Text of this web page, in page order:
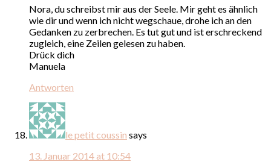
Nora, du schreibst mir aus der Seele. Mir geht es ähnlich
wie dir und wenn ich nicht wegschaue, drohe ich an den
Gedanken zu zerbrechen. Es tut gut und ist erschreckend
zugleich, eine Zeilen gelesen zu haben.
Drück dich
Manuela
Antworten
le petit coussin says
13. Januar 2014 at 10:54